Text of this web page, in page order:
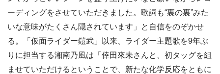
ーディングをさせていただきました。歌詞も“裏の裏”みた
いな意味がたくさん隠されています」と自信をのぞかせ
る。「仮面ライダー鎧武」以来、ライダー主題歌を9年ぶ
りに担当する湘南乃風は「倖田來未さんと、初タッグを組
ませていただけるということで、新たな化学反応をともに